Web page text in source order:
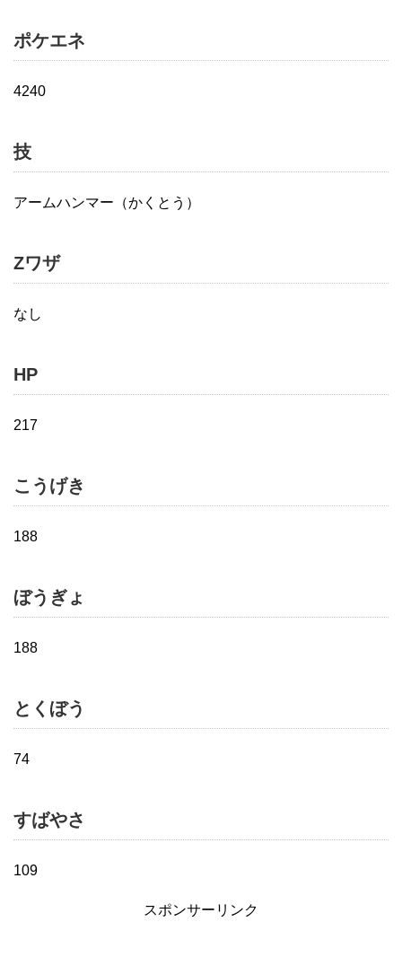
ポケエネ
4240
技
アームハンマー（かくとう）
Zワザ
なし
HP
217
こうげき
188
ぼうぎょ
188
とくぼう
74
すばやさ
109
スポンサーリンク